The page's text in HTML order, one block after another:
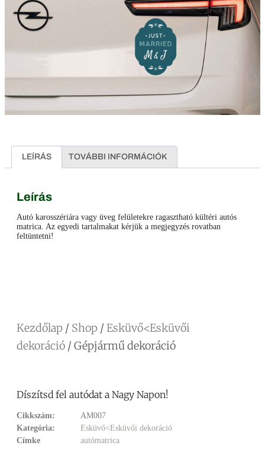
LEÍRÁS TOVÁBBI INFORMÁCIÓK
Leírás
Autó karosszériára vagy üveg felületekre ragasztható kültéri autós
matrica. Az egyedi tartalmakat kérjük a megjegyzés rovatban
feltüntetni!
Kezdőlap / Shop / Esküvő<Esküvői
dekoráció / Gépjármű dekoráció
Díszítsd fel autódat a Nagy Napon!
Cikkszám:
AM007
Kategória:
Esküvő<Esküvői dekoráció
Címke
autómatrica